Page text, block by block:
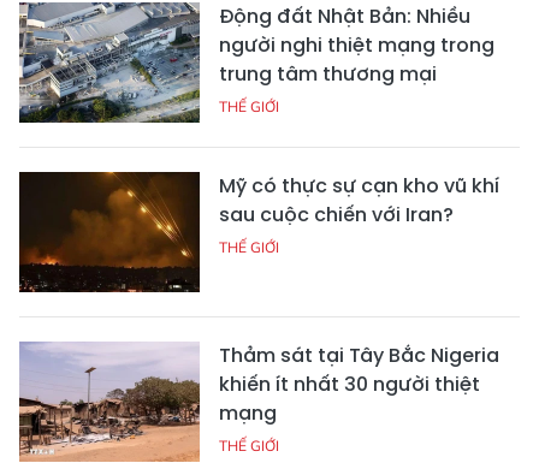
Động đất Nhật Bản: Nhiều
người nghi thiệt mạng trong
trung tâm thương mại
THẾ GIỚI
Mỹ có thực sự cạn kho vũ khí
sau cuộc chiến với Iran?
THẾ GIỚI
Thảm sát tại Tây Bắc Nigeria
khiến ít nhất 30 người thiệt
mạng
THẾ GIỚI